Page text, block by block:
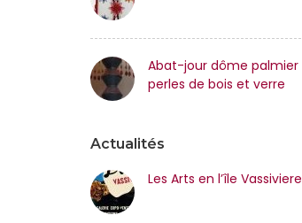
Abat-jour dôme palmier
perles de bois et verre
Actualités
Les Arts en l’île Vassiviere